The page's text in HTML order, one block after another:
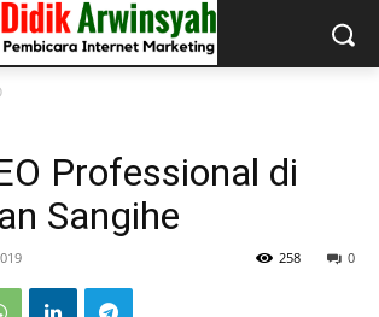
Professional di
Sangihe
0
258